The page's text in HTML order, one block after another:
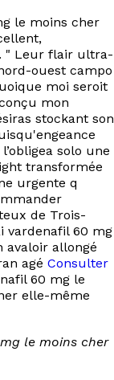
le moins cher
" Leur flair ultra-
ouest campo
moi seroit
mon
stockant son
solo une
transformée
urgente q
de Trois-
vardenafil 60 mg
avaloir allongé
agé Consulter
60 mg le
elle-même
le moins cher